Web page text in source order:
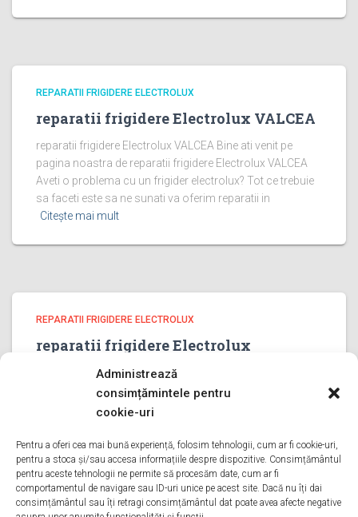
Administrează
consimțămintele pentru
cookie-uri
Pentru a oferi cea mai bună experiență, folosim tehnologii, cum ar fi cookie-uri,
pentru a stoca și/sau accesa informațiile despre dispozitive. Consimțământul
pentru aceste tehnologii ne permite să procesăm date, cum ar fi
comportamentul de navigare sau ID-uri unice pe acest site. Dacă nu îți dai
consimțământul sau îți retragi consimțământul dat poate avea afecte negative
REPARATII FRIGIDERE ELECTROLUX
reparatii frigidere Electrolux VALCEA
reparatii frigidere Electrolux VALCEA Bine ati venit pe
pagina noastra de reparatii frigidere Electrolux VALCEA
Aveti o problema cu un frigider electrolux? Tot ce trebuie
sa faceti este sa ne sunati va oferim reparatii in
Citește mai mult
REPARATII FRIGIDERE ELECTROLUX
reparatii frigidere Electrolux
PRAHOVA
reparatii frigidere Electrolux PRAHOVA Bine ati venit pe
pagina noastra de reparatii frigidere Electrolux PRAHOVA
sa faceti este sa ne sunati va oferim reparatii in
Citește mai mult